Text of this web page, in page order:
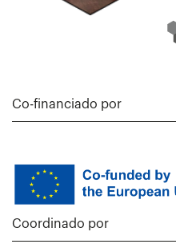
Co-financiado por
Coordinado por